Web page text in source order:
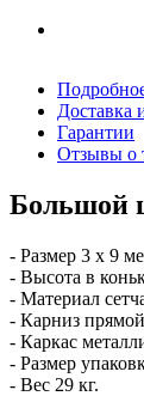
Доставка
Гарантии
Отзывы о
Большой
- Размер 3 х 9
- Высота в
- Материал
- Карниз
- Каркас
- Размер
- Вес 29 кг.